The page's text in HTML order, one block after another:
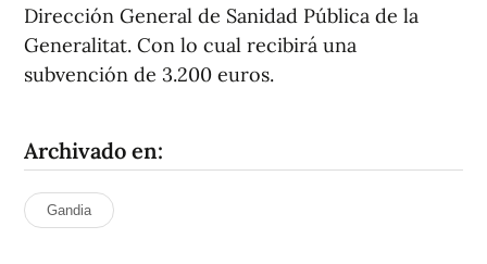
Dirección General de Sanidad Pública de la
Generalitat. Con lo cual recibirá una
subvención de 3.200 euros.
Archivado en:
Gandia